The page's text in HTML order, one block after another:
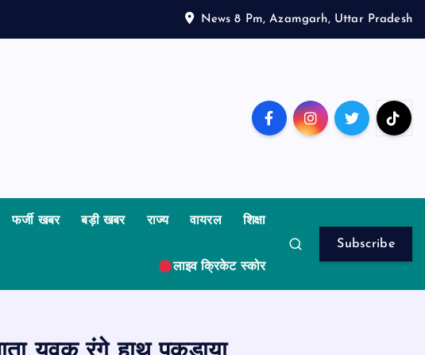
News 8 Pm, Azamgarh, Uttar Pradesh
फर्जी खबर बड़ी खबर राज्य वायरल शिक्षा
लाइव क्रिकेट स्कोर
Subscribe